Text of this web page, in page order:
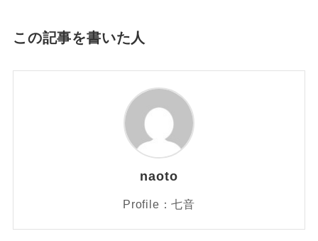
この記事を書いた人
naoto
Profile：七音